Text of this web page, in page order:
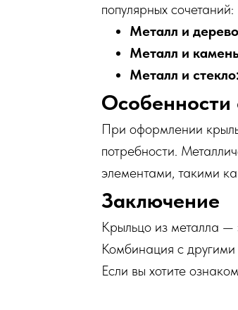
популярных сочетаний:
Металл и
Металл и
Металл и стекло:
При оформлении
потребности.
элементами, такими
Заключение
Крыльцо из металла —
Комбинация с
Если вы хотите